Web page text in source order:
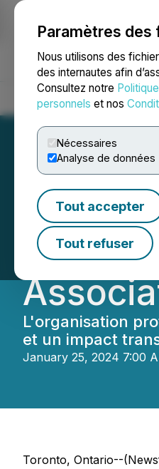
Paramètres
Nous utilisons des
des internautes afin
Consultez notre
personnels et nos
Nécessaires
Analyse de données
Tout accepter
Tout refuser
Accueil À propos
L'organisation
et un impact
January 25, 2024 7:00
Toronto, Ontario--